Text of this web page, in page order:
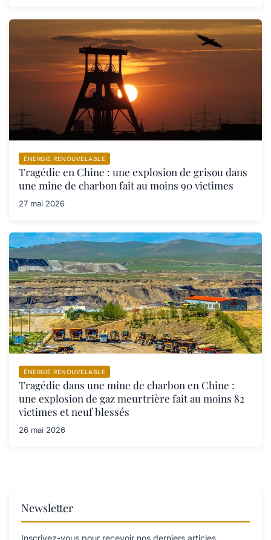
ÉNERGIE RENOUVELABLE
Tragédie en Chine : une explosion de grisou dans
une mine de charbon fait au moins 90 victimes
27 mai 2026
ÉNERGIE RENOUVELABLE
Tragédie dans une mine de charbon en Chine :
une explosion de gaz meurtrière fait au moins 82
victimes et neuf blessés
26 mai 2026
Newsletter